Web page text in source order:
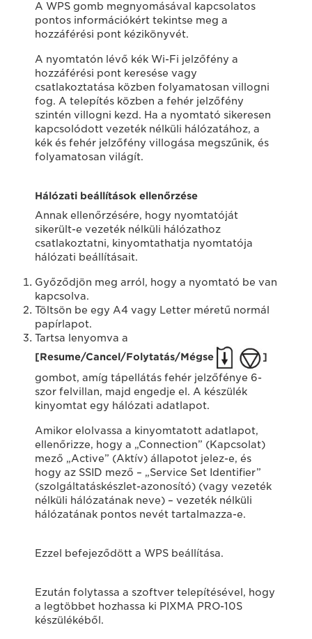
A WPS gomb megnyomásával kapcsolatos
pontos információkért tekintse meg a
hozzáférési pont kézikönyvét.
A nyomtatón lévő kék Wi-Fi jelzőfény a
hozzáférési pont keresése vagy
csatlakoztatása közben folyamatosan villogni
fog. A telepítés közben a fehér jelzőfény
szintén villogni kezd. Ha a nyomtató sikeresen
kapcsolódott vezeték nélküli hálózatához, a
kék és fehér jelzőfény villogása megszűnik, és
folyamatosan világít.
Hálózati beállítások ellenőrzése
Annak ellenőrzésére, hogy nyomtatóját
sikerült-e vezeték nélküli hálózathoz
csatlakoztatni, kinyomtathatja nyomtatója
hálózati beállításait.
Győződjön meg arról, hogy a nyomtató be van
kapcsolva.
Töltsön be egy A4 vagy Letter méretű normál
papírlapot.
Tartsa lenyomva a
[Resume/Cancel/Folytatás/Mégse
]
gombot, amíg tápellátás fehér jelzőfénye 6-
szor felvillan, majd engedje el. A készülék
kinyomtat egy hálózati adatlapot.
Amikor elolvassa a kinyomtatott adatlapot,
ellenőrizze, hogy a „Connection” (Kapcsolat)
mező „Active” (Aktív) állapotot jelez-e, és
hogy az SSID mező – „Service Set Identifier”
(szolgáltatáskészlet-azonosító) (vagy vezeték
nélküli hálózatának neve) – vezeték nélküli
hálózatának pontos nevét tartalmazza-e.
Ezzel befejeződött a WPS beállítása.
Ezután folytassa a szoftver telepítésével, hogy
a legtöbbet hozhassa ki PIXMA PRO-10S
készülékéből.